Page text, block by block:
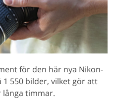
för den här nya Nikon-
550 bilder, vilket gör att
långa timmar.